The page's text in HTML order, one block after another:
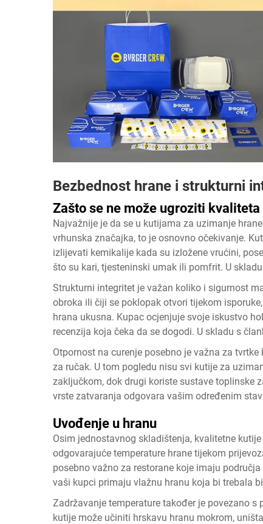
Bezbednost hrane i strukturni
Zašto se ne može ugroziti kvaliteta
Najvažnije je da se u kutijama za uzimanje
vrhunska značajka, to je osnovno očekivanje.
izlijevati kemikalije kada su izložene vrućini,
što su kari, tjesteninski umak ili pomfrit. U
Strukturni integritet je važan koliko i sigurnost
obroka ili čiji se poklopak otvori tijekom
hrana ukusna. Kupac ocjenjuje svoje iskustvo
recenzija koja čeka da se dogodi. U skladu s
Otpornost na curenje posebno je važna za
za ručak. U tom pogledu nisu svi kutije za
zaključkom, dok drugi koriste sustave toplinske
vrste zatvaranja odgovara vašim određenim
Uvođenje u hranu
Osim jednostavnog skladištenja, kvalitetne
odgovarajuće temperature hrane tijekom
posebno važno za restorane koje imaju
vaši kupci primaju vlažnu hranu koja bi trebala
Zadržavanje temperature također je povezano
kutije može učiniti hrskavu hranu mokrom,